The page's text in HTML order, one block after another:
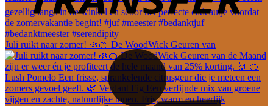
Juli ruikt naar zomer! 🌿🍊 De WoodWick Geuren van